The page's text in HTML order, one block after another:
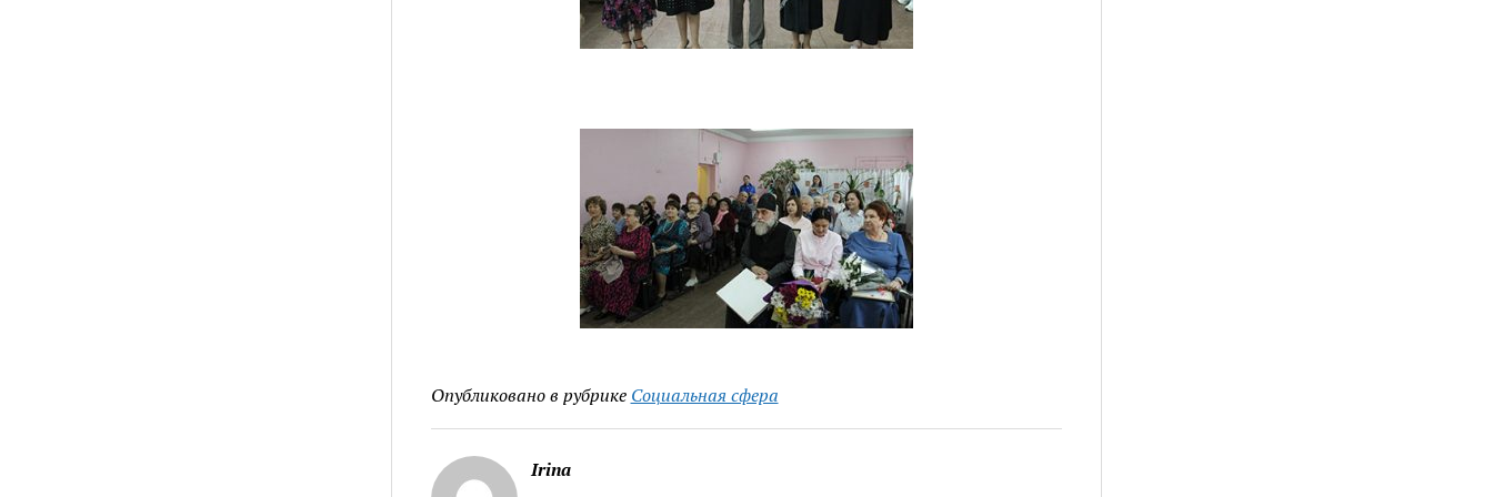
Опубликовано в рубрике Социальная сфера
Irina